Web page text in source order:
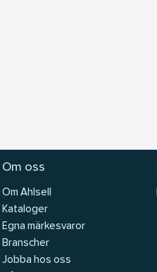
Om oss
Om Ahlsell
Kataloger
Egna märkesvaror
Branscher
Jobba hos oss